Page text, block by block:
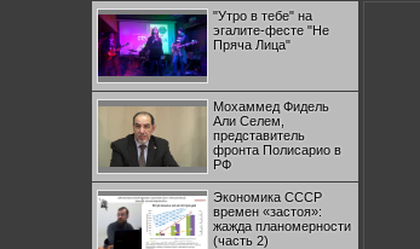
"Утро в тебе" на
эгалите-фесте "Не
Пряча Лица"
Мохаммед Фидель
Али Селем,
представитель
фронта Полисарио в
РФ
Экономика СССР
времен «застоя»:
жажда планомерности
(часть 2)